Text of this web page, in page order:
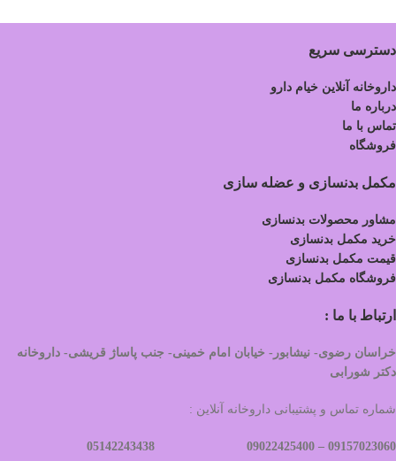
دسترسی سریع
داروخانه آنلاین خیام دارو
درباره ما
تماس با ما
فروشگاه
مکمل بدنسازی و عضله سازی
مشاور محصولات بدنسازی
خرید مکمل بدنسازی
قیمت مکمل بدنسازی
فروشگاه مکمل بدنسازی
ارتباط با ما :
خراسان رضوی- نیشابور- خیابان امام خمینی- جنب پاساژ قریشی- داروخانه
دکتر شورابی
شماره تماس و پشتیبانی داروخانه آنلاین :
09157023060 –